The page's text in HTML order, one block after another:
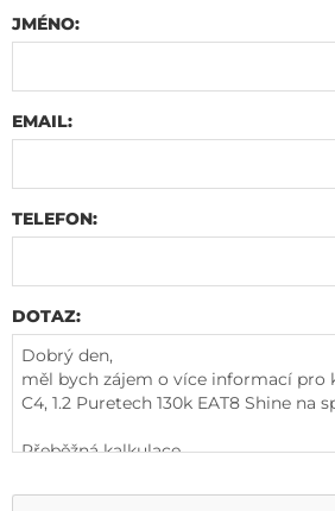
JMÉNO:
EMAIL:
TELEFON:
DOTAZ: